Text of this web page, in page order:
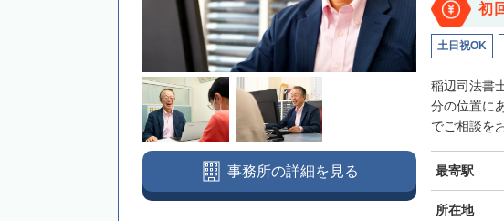
初
土日祝OK
稲辺司法書
分の位置に
でご相談を
最寄駅
所在地
事務所の詳細を見る